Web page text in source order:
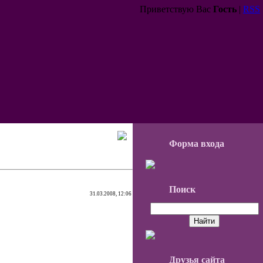
Приветствую Вас Гость | RSS
31.03.2008, 12:06
Форма входа
Поиск
Друзья сайта